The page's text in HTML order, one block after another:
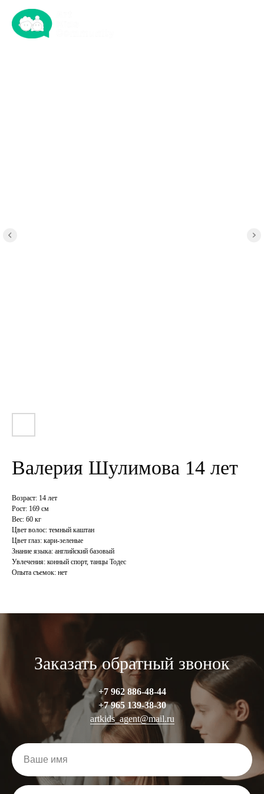
Валерия Шулимова 14 лет
Возраст: 14 лет
Рост: 169 см
Вес: 60 кг
Цвет волос: темный каштан
Цвет глаз: кари-зеленые
Знание языка: английский базовый
Увлечения: конный спорт, танцы Тодес
Опыта съемок: нет
Заказать обратный звонок
+7 962 886-48-44
+7 965 139-38-30
artkids_agent@mail.ru
Все права защищены © 2024
Создание сайта - Веб студия ZOT